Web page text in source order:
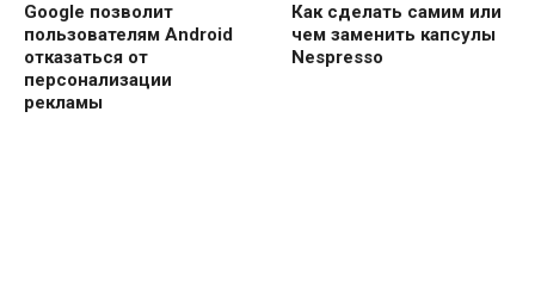
Google позволит
пользователям Android
отказаться от
персонализации
рекламы
Как сделать самим или
чем заменить капсулы
Nespresso